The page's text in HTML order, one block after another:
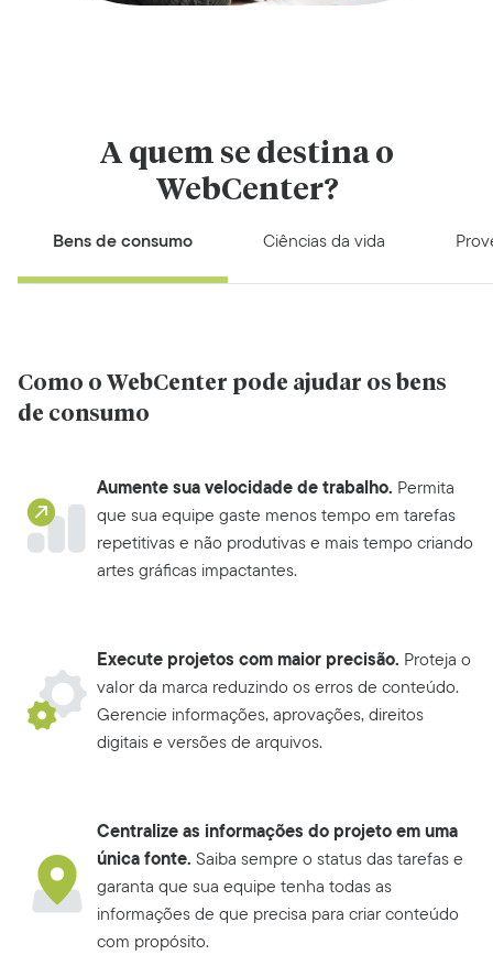
A quem se destina o
WebCenter?
Bens de consumo Ciências da vida
Como o WebCenter pode ajudar os bens
de consumo
Aumente sua velocidade de trabalho. Permita
que sua equipe gaste menos tempo em tarefas
repetitivas e não produtivas e mais tempo criando
artes gráficas impactantes.
Execute projetos com maior precisão. Proteja o
valor da marca reduzindo os erros de conteúdo.
Gerencie informações, aprovações, direitos
digitais e versões de arquivos.
Centralize as informações do projeto em uma
única fonte. Saiba sempre o status das tarefas e
garanta que sua equipe tenha todas as
informações de que precisa para criar conteúdo
com propósito.